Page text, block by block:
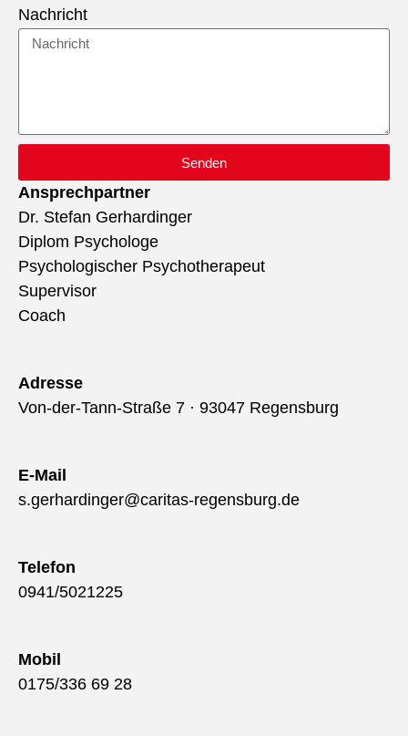
Nachricht
Senden
Ansprechpartner
Dr. Stefan Gerhardinger
Diplom Psychologe
Psychologischer Psychotherapeut
Supervisor
Coach
Adresse
Von-der-Tann-Straße 7 · 93047 Regensburg
E-Mail
s.gerhardinger@caritas-regensburg.de
Telefon
0941/5021225
Mobil
0175/336 69 28